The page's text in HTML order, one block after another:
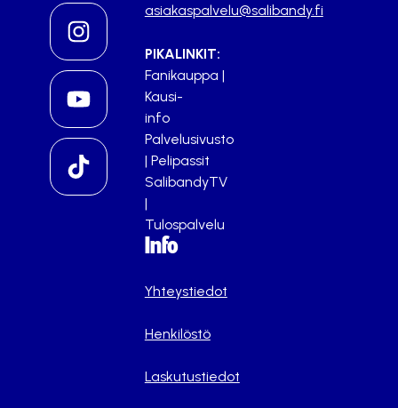
asiakaspalvelu@salibandy.fi
PIKALINKIT:
Fanikauppa |
Kausi-
info
Palvelusivusto
| Pelipassit
SalibandyTV
|
Tulospalvelu
Info
Yhteystiedot
Henkilöstö
Laskutustiedot